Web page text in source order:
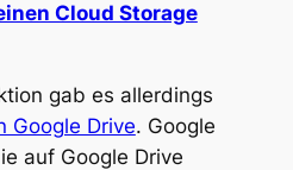
Cloud Storage
gab es allerdings
Google Drive. Google
auf Google Drive